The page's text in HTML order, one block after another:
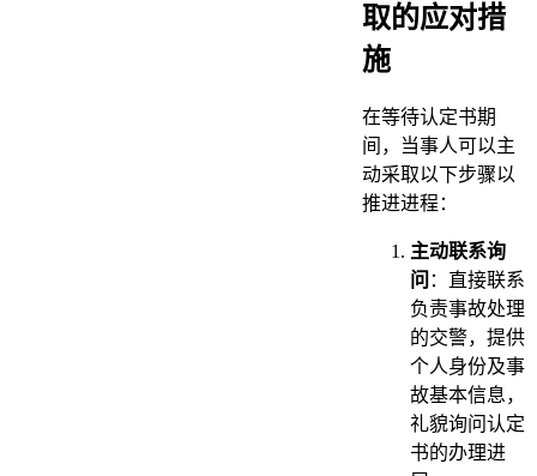
取的应对措
施
在等待认定书期
间，当事人可以主
动采取以下步骤以
推进进程：
主动联系询
问 ：直接联系
负责事故处理
的交警，提供
个人身份及事
故基本信息，
礼貌询问认定
书的办理进